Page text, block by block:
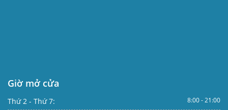
Giờ mở cửa
Thứ 2 - Thứ 7: 8:00 - 21:00